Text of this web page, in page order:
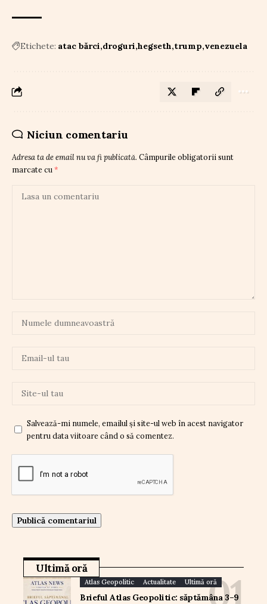
Etichete: atac bărci droguri hegseth trump venezuela
Niciun comentariu
Adresa ta de email nu va fi publicată. Câmpurile obligatorii sunt
marcate cu *
Salvează-mi numele, emailul și site-ul web în acest navigator
pentru data viitoare când o să comentez.
Ultimă oră
Atlas Geopolitic Actualitate Ultimă oră
Brieful Atlas Geopolitic: săptămâna 3–9